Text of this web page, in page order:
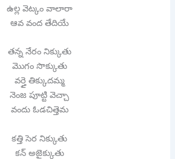
ఉల్ల వెట్కం వాలారా
ఆవ వంద తేదియే
తన్న నేరం నిక్కుతు
మొగం సొక్కుతు
వర్తై తిక్కుదమ్మ
నెంజ పూట్టి వెచ్చా
వందు ఓడచిత్తెమ
కత్తి సెర నిక్కుతు
కన్ అజైక్కుతు